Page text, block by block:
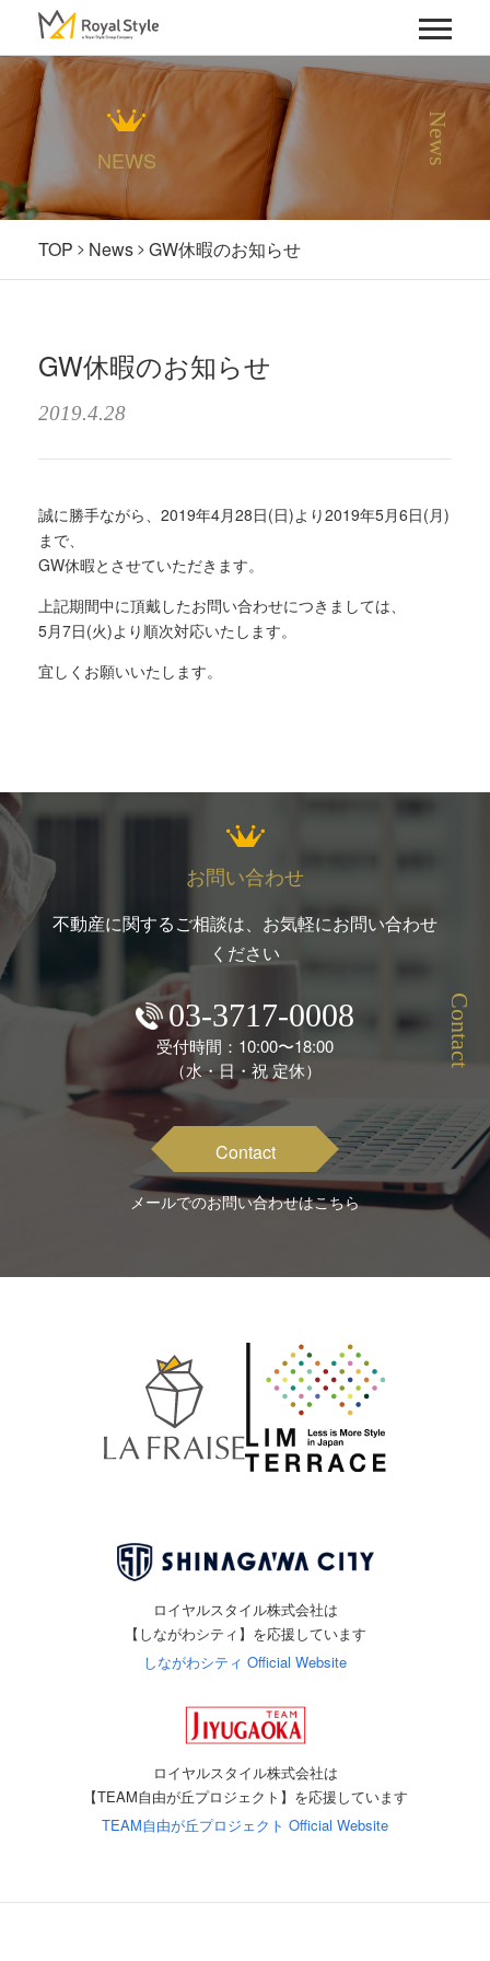
News
NEWS
TOP News GW休暇のお知らせ
GW休暇のお知らせ
2019.4.28
誠に勝手ながら、2019年4月28日(日)より2019年5月6日(月)
まで、
GW休暇とさせていただきます。
上記期間中に頂戴したお問い合わせにつきましては、
5月7日(火)より順次対応いたします。
宜しくお願いいたします。
Contact
お問い合わせ
不動産に関するご相談は、お気軽にお問い合わせ
ください
03-3717-0008
受付時間：10:00〜18:00
（水・日・祝 定休）
Contact
メールでのお問い合わせはこちら
ロイヤルスタイル株式会社は
【しながわシティ】を応援しています
しながわシティ Official Website
ロイヤルスタイル株式会社は
【TEAM自由が丘プロジェクト】を応援しています
TEAM自由が丘プロジェクト Official Website